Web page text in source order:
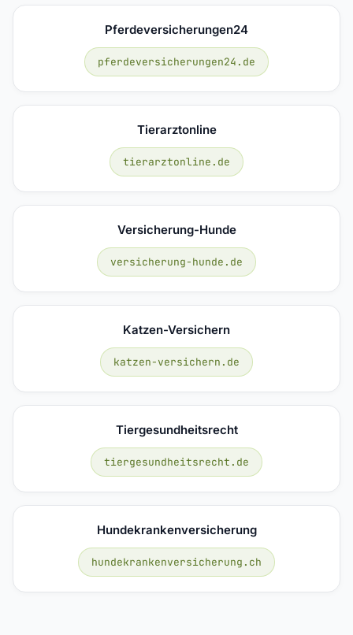
Pferdeversicherungen24
pferdeversicherungen24.de
Tierarztonline
tierarztonline.de
Versicherung-Hunde
versicherung-hunde.de
Katzen-Versichern
katzen-versichern.de
Tiergesundheitsrecht
tiergesundheitsrecht.de
Hundekrankenversicherung
hundekrankenversicherung.ch